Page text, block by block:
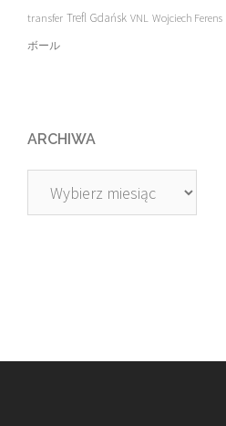
transfer Trefl Gdańsk VNL Wojciech Ferens
ボール
ARCHIWA
Archiwa